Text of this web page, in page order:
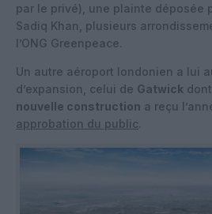
par le privé), une plainte déposée
Sadiq Khan, plusieurs
l’ONG Greenpeace.
Un autre aéroport londonien a lui
d’expansion, celui de Gatwick
nouvelle construction a reçu
approbation du public.